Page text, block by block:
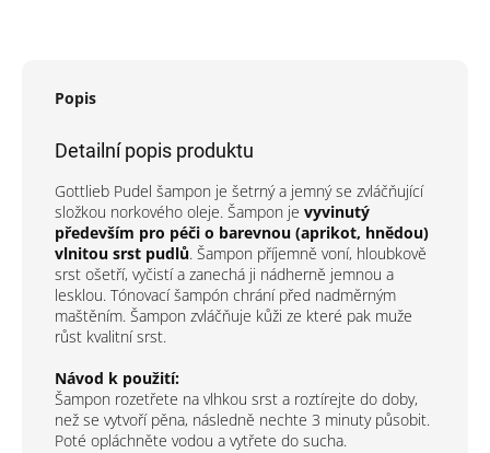
Popis
Detailní popis produktu
Gottlieb Pudel šampon je šetrný a jemný se zvláčňující
složkou norkového oleje. Šampon je vyvinutý
především pro péči o barevnou (aprikot, hnědou)
vlnitou srst pudlů. Šampon příjemně voní, hloubkově
srst ošetří, vyčistí a zanechá ji nádherně jemnou a
lesklou. Tónovací šampón chrání před nadměrným
maštěním. Šampon zvláčňuje kůži ze které pak muže
růst kvalitní srst.
Návod k použití:
Šampon rozetřete na vlhkou srst a roztírejte do doby,
než se vytvoří pěna, následně nechte 3 minuty působit.
Poté opláchněte vodou a vytřete do sucha.